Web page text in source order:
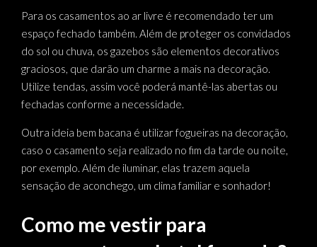
Para os casamentos ao ar livre é recomendado ter um
espaço fechado também. Além de proteger os convidados
do sol ou chuva, os gazebos são elementos decorativos
graciosos, que darão um charme a mais na decoração.
Utilize tendas, assim você poderá mantê-las abertas ou
fechadas conforme a necessidade.
Outra ideia bem bacana é utilizar fogueiras na decoração,
caso o casamento seja realizado no fim da tarde ou noite,
por exemplo. Além de iluminar, elas trazem aquela
sensação de aconchego, um clima familiar e sonhador!
Como me vestir para